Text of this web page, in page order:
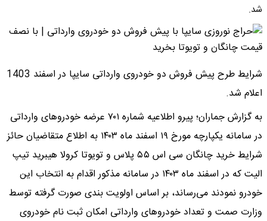
شد.
شرایط طرح پیش فروش دو خودروی وارداتی سایپا در اسفند 1403
اعلام شد.
به گزارش جماران؛ پیرو اطلاعیه شماره ۷۰۱ عرضه خودروهای وارداتی
در سامانه یکپارچه مورخ ۱۹ اسفند ماه ۱۴۰۳ به اطلاع متقاضیان حائز
شرایط خرید چانگان سی اس ۵۵ پلاس و تویوتا کرولا هیبرید تیپ
الیت که در اسفند ماه ۱۴۰۳ در سامانه مذکور اقدام به انتخاب این
خودرو نمودند می‌رساند، بر اساس اولویت بندی صورت گرفته توسط
وزارت صمت و تعداد خودروهای وارداتی امکان ثبت نام خودروی